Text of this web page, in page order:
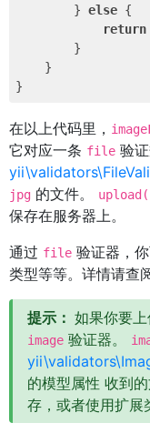
        }
else {
return
        }
    }
在以上代码里，
它对应一条 file 验
jpg 的文件。
保存在服务器上。
通过 file 验证器，
类型等等。详情请查
提示： 如果你要
image 验证器。
的模型属性 收到
存，或者使用扩展